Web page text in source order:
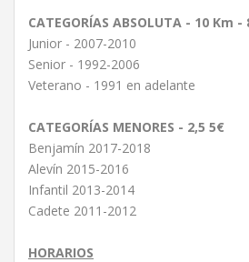
CATEGORÍAS ABSOLUTA - 10 Km -
Junior - 2007-2010
Senior - 1992-2006
Veterano - 1991 en adelante
CATEGORÍAS MENORES - 2,5 5€
Benjamín 2017-2018
Alevín 2015-2016
Infantil 2013-2014
Cadete 2011-2012
HORARIOS